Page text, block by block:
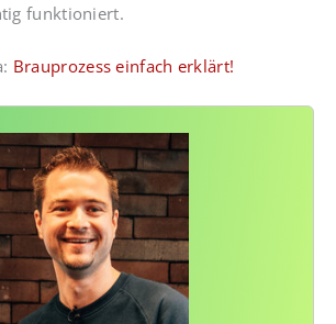
funktioniert.
Brauprozess einfach erklärt!